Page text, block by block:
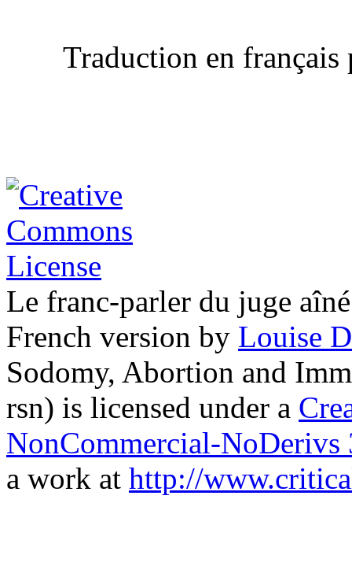
Traduction en français
Le franc-parler du juge
French version by Louise
Sodomy, Abortion and
rsn) is licensed under a
NonCommercial-NoDerivs
a work at http://